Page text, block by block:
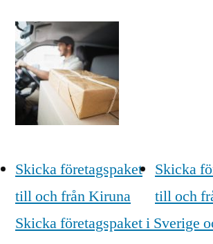
Skicka företagspaket
till och från Kiruna
Skicka
till och
Skicka företagspaket i Sverige